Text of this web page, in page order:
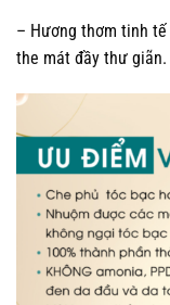
– Hương thơm tinh
the mát đầy thư giãn.